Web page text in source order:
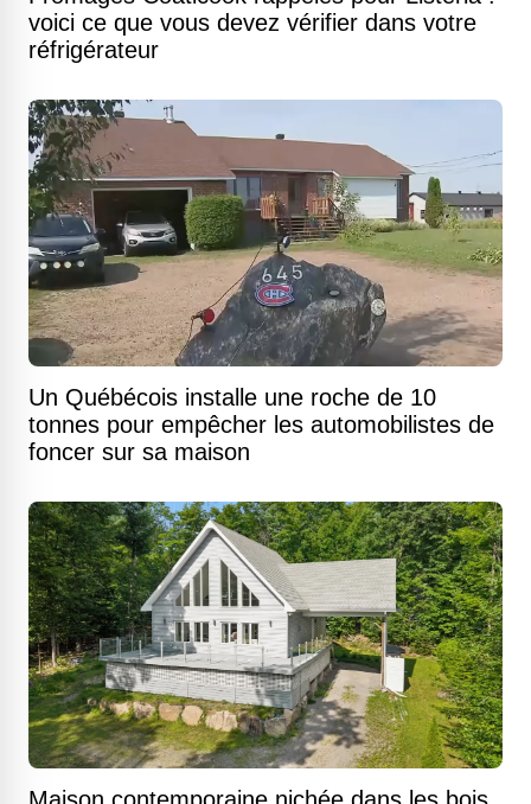
voici ce que vous devez vérifier dans votre
réfrigérateur
Un Québécois installe une roche de 10
tonnes pour empêcher les automobilistes de
foncer sur sa maison